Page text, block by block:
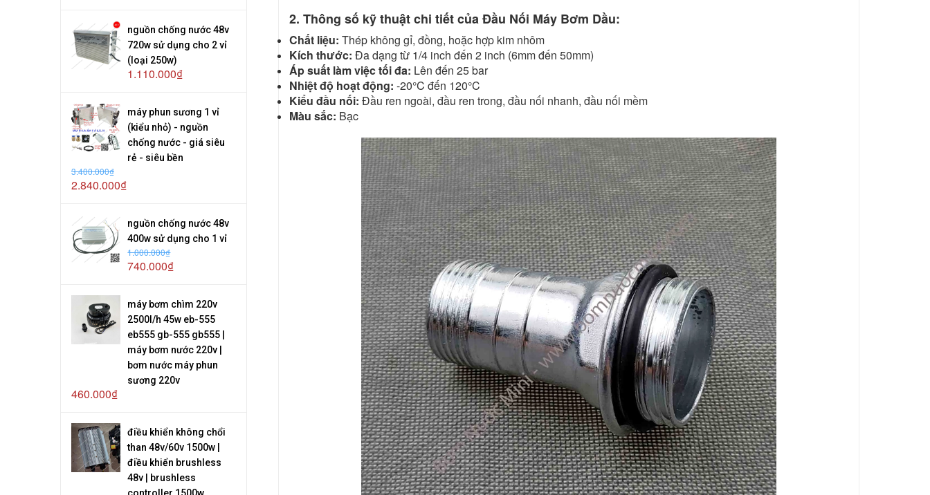
nguồn chống nước 48v
720w sử dụng cho 2 vỉ
(loại 250w)
1.110.000₫
máy phun sương 1 vỉ
(kiểu nhỏ) - nguồn
chống nước - giá siêu
rẻ - siêu bền
3.400.000₫
2.840.000₫
nguồn chống nước 48v
400w sử dụng cho 1 vỉ
1.000.000₫
740.000₫
máy bơm chìm 220v
2500l/h 45w eb-555
eb555 gb-555 gb555 |
máy bơm nước 220v |
bơm nước máy phun
sương 220v
460.000₫
điều khiển không chổi
than 48v/60v 1500w |
điều khiển brushless
48v | brushless
controller 1500w
2. Thông số kỹ thuật chi tiết của Đầu Nối Máy Bơm Dầu:
Chất liệu: Thép không gỉ, đồng, hoặc hợp kim nhôm
Kích thước: Đa dạng từ 1/4 inch đến 2 inch (6mm đến 50mm)
Áp suất làm việc tối đa: Lên đến 25 bar
Nhiệt độ hoạt động: -20°C đến 120°C
Kiểu đầu nối: Đầu ren ngoài, đầu ren trong, đầu nối nhanh, đầu nối mềm
Màu sắc: Bạc